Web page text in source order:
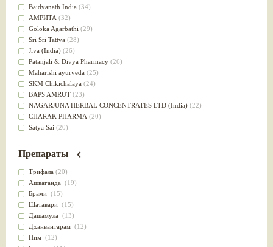
от геморроя(34)
Противовоспалительное
Для Питта доши(32)
Для сердца(32)
Для сосудов головного мозга
Для полости рта(32)
Дефицит железа(31)
Для лица(31)
Употребление в пищу
Ароматерапия(29)
Жаропонижающее(29)
для памяти(28)
для почек(28)
Слабительное (28)
Афродизиак(27)
Напитки(27)
Для йоги (27)
Для потенции(26)
Для душа(25)
для концентрации внимания
при нарушении эрекции
Baidyanath India (34)
АМРИТА (32)
Goloka Agarbathi (29)
Sri Sri Tattva (28)
Jiva (India) (26)
Patanjali & Divya Pharmacy (26)
Maharishi ayurveda (25)
SKM Chikichalaya (24)
BAPS AMRUT (23)
NAGARJUNA HERBAL CONCENTRATES LTD (India) (22)
CHARAK PHARMA (20)
Satya Sai (20)
Vyas(20)
Kerala Ayurveda
(19)
Organic India pvt ltd
Lalita(16)
Ashtang Herbals
Alarsin(14)
Vasu Health care
Baraka(13)
Dabur India Ltd
Препараты
Трифала (20)
Ашваганда (19)
Брами (15)
Шатавари (15)
Дашамула (13)
Дханвантарам (12)
Ним (12)